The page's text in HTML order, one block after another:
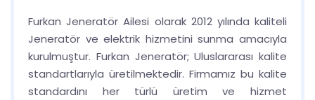
Furkan Jeneratör Ailesi olarak 2012 yılında kaliteli
Jeneratör ve elektrik hizmetini sunma amacıyla
kurulmuştur. Furkan Jeneratör; Uluslararası kalite
standartlarıyla üretilmektedir. Firmamız bu kalite
standardını her türlü üretim ve hizmet